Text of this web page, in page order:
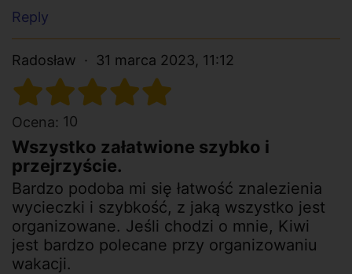
Reply
Radosław 31 marca 2023, 11:12
Ocena: 10
Wszystko załatwione szybko i
przejrzyście.
Bardzo podoba mi się łatwość znalezienia
wycieczki i szybkość, z jaką wszystko jest
organizowane. Jeśli chodzi o mnie, Kiwi
jest bardzo polecane przy organizowaniu
wakacji.